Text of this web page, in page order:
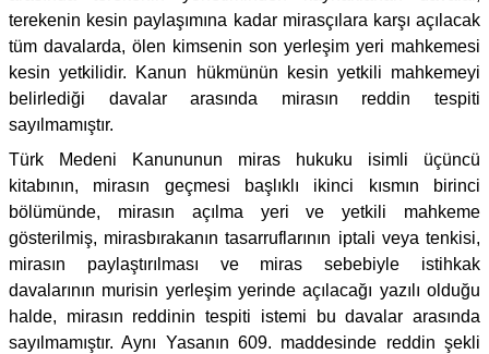
terekenin kesin paylaşımına kadar mirasçılara karşı açılacak
tüm davalarda, ölen kimsenin son yerleşim yeri mahkemesi
kesin yetkilidir. Kanun hükmünün kesin yetkili mahkemeyi
belirlediği davalar arasında mirasın reddin tespiti
sayılmamıştır.
Türk Medeni Kanununun miras hukuku isimli üçüncü
kitabının, mirasın geçmesi başlıklı ikinci kısmın birinci
bölümünde, mirasın açılma yeri ve yetkili mahkeme
gösterilmiş, mirasbırakanın tasarruflarının iptali veya tenkisi,
mirasın paylaştırılması ve miras sebebiyle istihkak
davalarının murisin yerleşim yerinde açılacağı yazılı olduğu
halde, mirasın reddinin tespiti istemi bu davalar arasında
sayılmamıştır. Aynı Yasanın 609. maddesinde reddin şekli